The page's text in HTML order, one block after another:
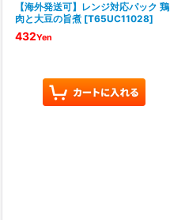
【海外発送可】レンジ対応パック 鶏
肉と大豆の旨煮 [T65UC11028]
432Yen